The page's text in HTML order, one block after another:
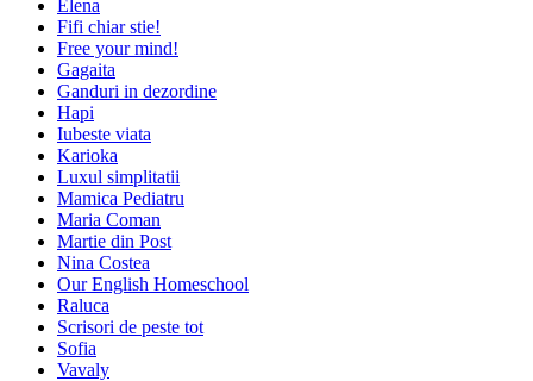
Elena
Fifi chiar stie!
Free your mind!
Gagaita
Ganduri in dezordine
Hapi
Iubeste viata
Karioka
Luxul simplitatii
Mamica Pediatru
Maria Coman
Martie din Post
Nina Costea
Our English Homeschool
Raluca
Scrisori de peste tot
Sofia
Vavaly